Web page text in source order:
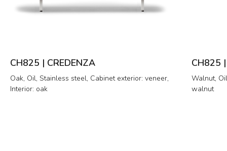
CH825 | CREDENZA
Oak, Oil, Stainless steel, Cabinet exterior: veneer,
Interior: oak
CH825
Walnut,
walnut